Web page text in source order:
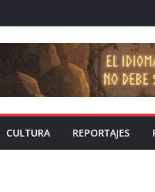
CULTURA REPORTAJES